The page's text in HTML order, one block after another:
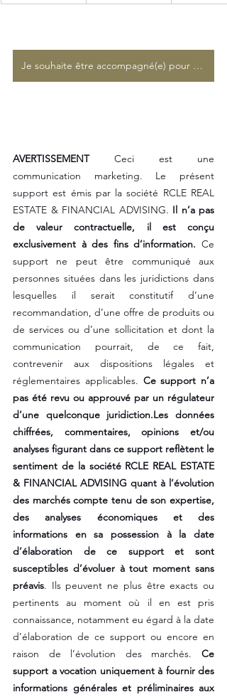
Je souhaite être accompagné(e) pour ma déclaration d'impôts
AVERTISSEMENT Ceci est une
communication marketing. Le présent
support est émis par la société RCLE REAL
ESTATE & FINANCIAL ADVISING. Il n’a pas
de valeur contractuelle, il est conçu
exclusivement à des fins d’information. Ce
support ne peut être communiqué aux
personnes situées dans les juridictions dans
lesquelles il serait constitutif d’une
recommandation, d’une offre de produits ou
de services ou d’une sollicitation et dont la
communication pourrait, de ce fait,
contrevenir aux dispositions légales et
réglementaires applicables. Ce support n’a
pas été revu ou approuvé par un régulateur
d’une quelconque juridiction.Les données
chiffrées, commentaires, opinions et/ou
analyses figurant dans ce support reflètent le
sentiment de la société RCLE REAL ESTATE
& FINANCIAL ADVISING quant à l’évolution
des marchés compte tenu de son expertise,
des analyses économiques et des
informations en sa possession à la date
d’élaboration de ce support et sont
susceptibles d’évoluer à tout moment sans
préavis. Ils peuvent ne plus être exacts ou
pertinents au moment où il en est pris
connaissance, notamment eu égard à la date
d’élaboration de ce support ou encore en
raison de l’évolution des marchés. Ce
support a vocation uniquement à fournir des
informations générales et préliminaires aux